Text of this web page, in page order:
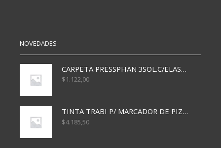
NOVEDADES
CARPETA PRESSPHAN 3SOL.C/ELAST MARRON A4 P01A
$1.122,00
TINTA TRABI P/ MARCADOR DE PIZARRA x30ml AZUL
$4.185,50